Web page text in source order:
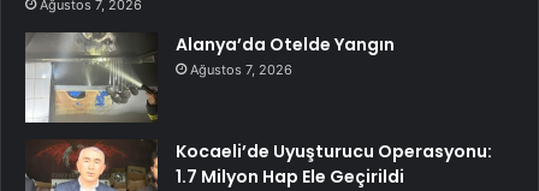
Ağustos 7, 2026
Alanya’da Otelde Yangın
Ağustos 7, 2026
Kocaeli’de Uyuşturucu Operasyonu:
1.7 Milyon Hap Ele Geçirildi